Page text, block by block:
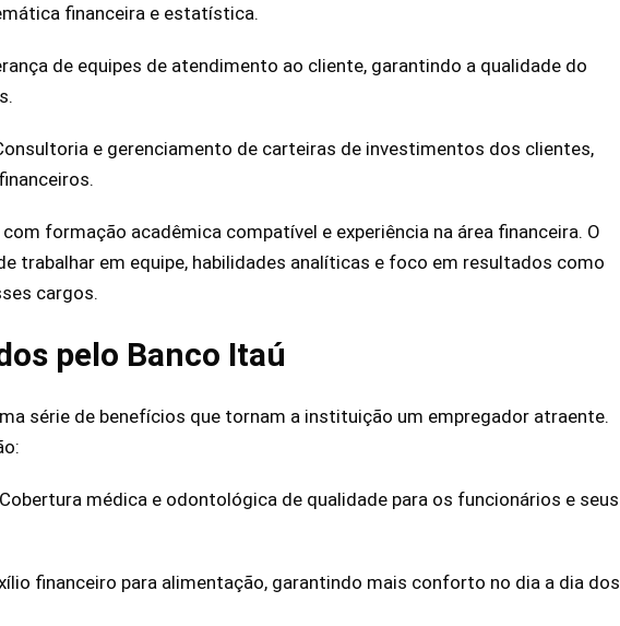
financeira e estatística.
de equipes de atendimento ao cliente, garantindo a qualidade do
e gerenciamento de carteiras de investimentos dos clientes,
formação acadêmica compatível e experiência na área financeira. O
trabalhar em equipe, habilidades analíticas e foco em resultados como
cargos.
pelo Banco Itaú
série de benefícios que tornam a instituição um empregador atraente.
médica e odontológica de qualidade para os funcionários e seus
financeiro para alimentação, garantindo mais conforto no dia a dia dos